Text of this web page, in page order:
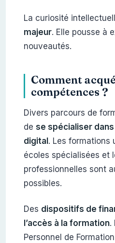
La curiosité
majeur. Elle pousse à
nouveautés.
Comment
compétences ?
Divers parcours de
de se spécialiser
digital . Les formations
écoles spécialisées et
professionnelles sont
possibles.
Des dispositifs de
l’accès à la formation.
Personnel de